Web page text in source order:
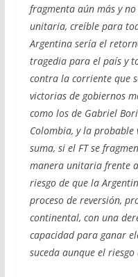
fragmenta aún más y
unitaria, creíble para
Argentina sería el
tragedia para el país y
contra la corriente que
victorias de gobiernos
como los de Gabriel
Colombia, y la
suma, si el FT se
manera unitaria frente
riesgo de que la
proceso de reversión,
continental, con una
capacidad para ganar
suceda aunque el riesgo